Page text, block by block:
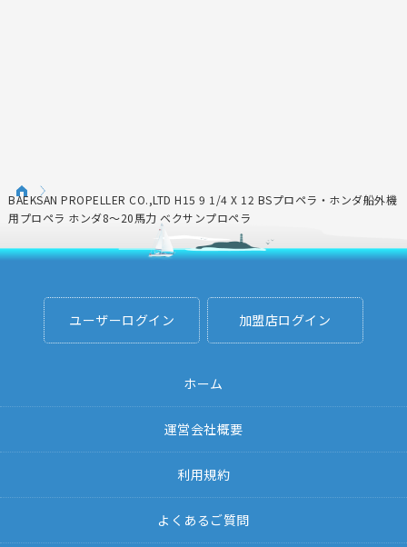
BAEKSAN PROPELLER CO.,LTD H15 9 1/4 X 12 BSプロペラ・ホンダ船外機
用プロペラ ホンダ8～20馬力 ベクサンプロペラ
ユーザーログイン 加盟店ログイン
ホーム
運営会社概要
利用規約
よくあるご質問